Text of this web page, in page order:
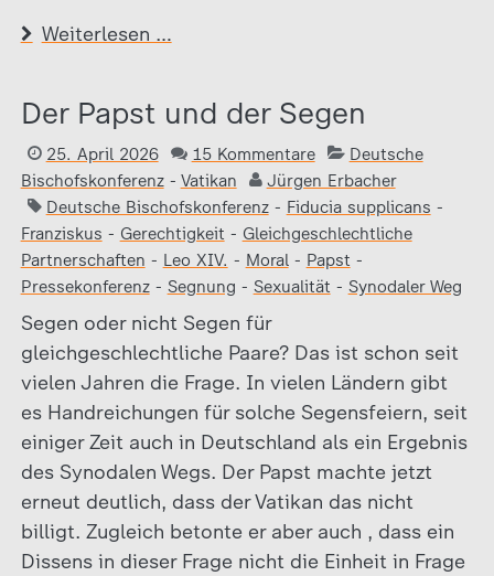
Weiterlesen …
Der Papst und der Segen
25. April 2026 15 Kommentare
Deutsche
Bischofskonferenz- Vatikan
Jürgen Erbacher
Deutsche Bischofskonferenz- Fiducia supplicans -
Franziskus - Gerechtigkeit - Gleichgeschlechtliche
Partnerschaften - Leo XIV. - Moral- Papst -
Pressekonferenz- Segnung - Sexualität - Synodaler Weg
Segen oder nicht Segen für
gleichgeschlechtliche Paare? Das ist schon seit
vielen Jahren die Frage. In vielen Ländern gibt
es Handreichungen für solche Segensfeiern, seit
einiger Zeit auch in Deutschland als ein Ergebnis
des Synodalen Wegs. Der Papst machte jetzt
erneut deutlich, dass der Vatikan das nicht
billigt. Zugleich betonte er aber auch , dass ein
Dissens in dieser Frage nicht die Einheit in Frage